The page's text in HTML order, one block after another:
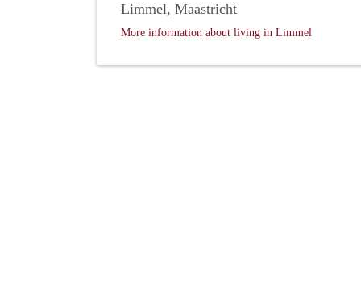
Limmel, Maastricht
More information about living in Limmel